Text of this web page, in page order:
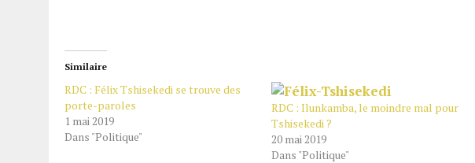
Similaire
RDC : Félix Tshisekedi se trouve des
porte-paroles
1 mai 2019
Dans "Politique"
RDC : Ilunkamba, le moindre mal pour
Tshisekedi ?
20 mai 2019
Dans "Politique"